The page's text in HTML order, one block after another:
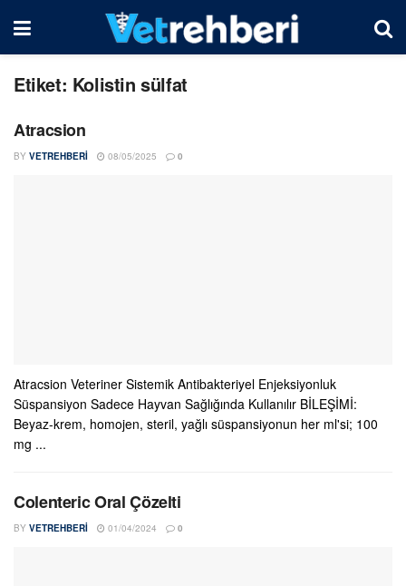
Etiket: Kolistin sülfat
Atracsion
BY VETREHBERI 08/05/2025 0
Atracsion Veteriner Sistemik Antibakteriyel Enjeksiyonluk
Süspansiyon Sadece Hayvan Sağlığında Kullanılır BİLEŞİMİ:
Beyaz-krem, homojen, steril, yağlı süspansiyonun her ml'si; 100
mg ...
Colenteric Oral Çözelti
BY VETREHBERI 01/04/2024 0